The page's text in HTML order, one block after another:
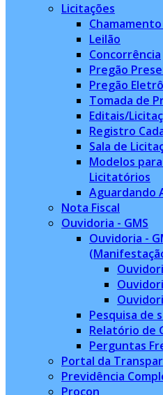
Licitações
Leilão
Concorrência
Pregão
Pregão
Tomada de
Editais/
Registro
Sala de
Modelos
Licitatórios
Aguardando
Nota Fiscal
Ouvidoria - GMS
Ouvidoria -
Pesquisa de
Relatório de
Perguntas
Portal da
Previdência
Procon